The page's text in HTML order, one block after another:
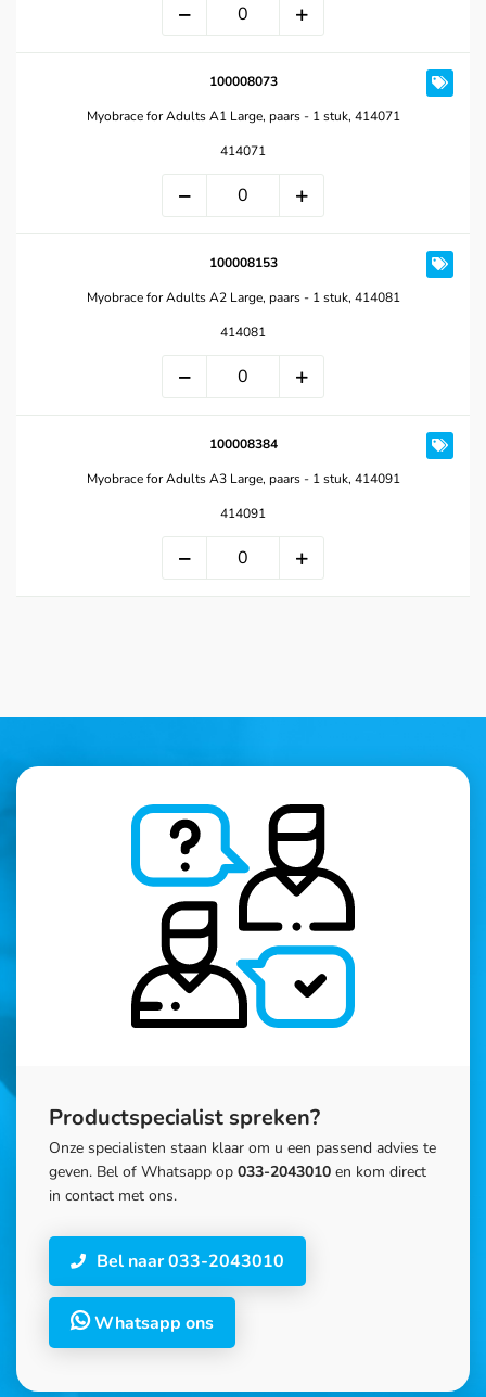
100008073
Myobrace for Adults A1 Large, paars - 1 stuk, 414071
414071
100008153
Myobrace for Adults A2 Large, paars - 1 stuk, 414081
414081
100008384
Myobrace for Adults A3 Large, paars - 1 stuk, 414091
414091
Productspecialist spreken?
Onze specialisten staan klaar om u een passend advies te
geven. Bel of Whatsapp op 033-2043010 en kom direct
in contact met ons.
Bel naar 033-2043010
Whatsapp ons